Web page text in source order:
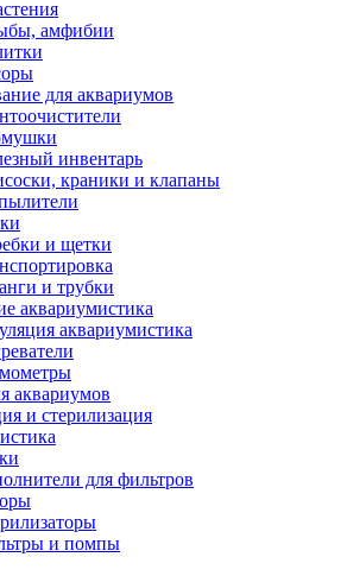
амфибии
для аквариумов
инвентарь
краники и клапаны
и щетки
и трубки
аквариумистика
аквариумистика
аквариумов
и стерилизация
для фильтров
и помпы